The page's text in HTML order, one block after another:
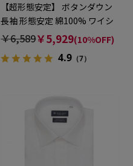
【超形態安定】 ボタンダウン
長袖 形態安定 綿100% ワイシ
ャツ
￥6,589￥5,929(10%OFF)
4.9 （7）